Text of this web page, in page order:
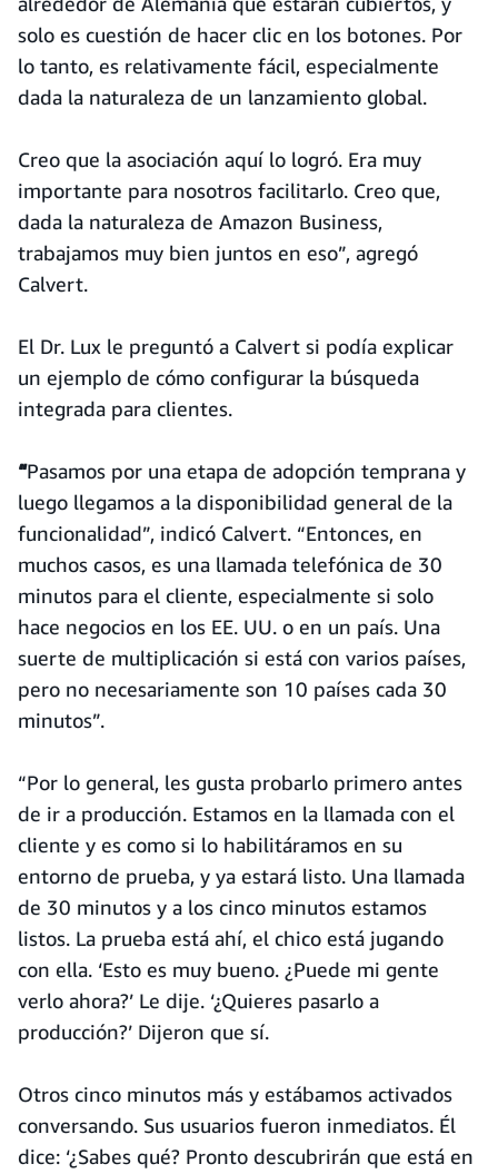
solo es cuestión de hacer clic en los botones. Por
lo tanto, es relativamente fácil, especialmente
dada la naturaleza de un lanzamiento global.
Creo que la asociación aquí lo logró. Era muy
importante para nosotros facilitarlo. Creo que,
dada la naturaleza de Amazon Business,
trabajamos muy bien juntos en eso”, agregó
Calvert.
El Dr. Lux le preguntó a Calvert si podía explicar
un ejemplo de cómo configurar la búsqueda
integrada para clientes.
“Pasamos por una etapa de adopción temprana y
luego llegamos a la disponibilidad general de la
funcionalidad”, indicó Calvert. “Entonces, en
muchos casos, es una llamada telefónica de 30
minutos para el cliente, especialmente si solo
hace negocios en los EE. UU. o en un país. Una
suerte de multiplicación si está con varios países,
pero no necesariamente son 10 países cada 30
minutos”.
“Por lo general, les gusta probarlo primero antes
de ir a producción. Estamos en la llamada con el
cliente y es como si lo habilitáramos en su
entorno de prueba, y ya estará listo. Una llamada
de 30 minutos y a los cinco minutos estamos
listos. La prueba está ahí, el chico está jugando
con ella. ‘Esto es muy bueno. ¿Puede mi gente
verlo ahora?’ Le dije. ‘¿Quieres pasarlo a
producción?’ Dijeron que sí.
Otros cinco minutos más y estábamos activados
conversando. Sus usuarios fueron inmediatos. Él
dice: ‘¿Sabes qué? Pronto descubrirán que está en